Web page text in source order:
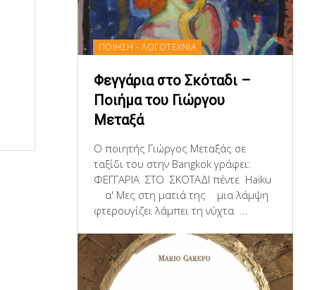
ΠΟΙΗΣΗ - ΛΟΓΟΤΕΧΝΙΑ
Φεγγάρια στο Σκόταδι –
Ποιήμα του Γιώργου
Μεταξά
Ο ποιητής Γιώργος Μεταξάς σε
ταξίδι του στην Bangkok γράφει:
ΦΕΓΓΑΡΙΑ ΣΤΟ ΣΚΟΤΑΔΙ πέντε Haiku
α' Μες στη ματιά της μια λάμψη
φτερουγίζει λάμπει τη νύχτα ...